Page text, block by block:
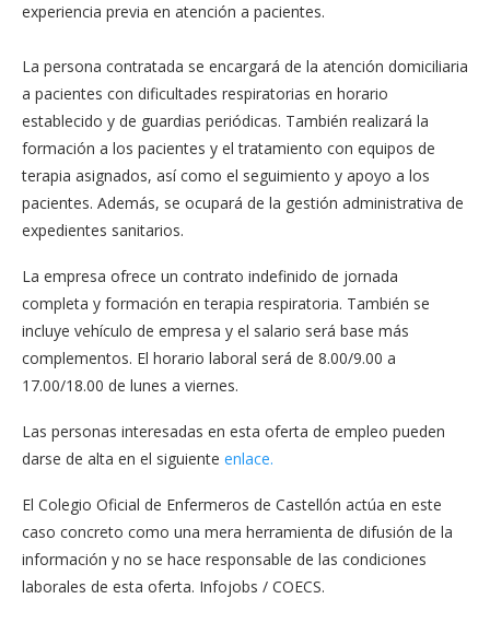
experiencia previa en atención a pacientes.
La persona contratada se encargará de la atención domiciliaria
a pacientes con dificultades respiratorias en horario
establecido y de guardias periódicas. También realizará la
formación a los pacientes y el tratamiento con equipos de
terapia asignados, así como el seguimiento y apoyo a los
pacientes. Además, se ocupará de la gestión administrativa de
expedientes sanitarios.
La empresa ofrece un contrato indefinido de jornada
completa y formación en terapia respiratoria. También se
incluye vehículo de empresa y el salario será base más
complementos. El horario laboral será de 8.00/9.00 a
17.00/18.00 de lunes a viernes.
Las personas interesadas en esta oferta de empleo pueden
darse de alta en el siguiente enlace.
El Colegio Oficial de Enfermeros de Castellón actúa en este
caso concreto como una mera herramienta de difusión de la
información y no se hace responsable de las condiciones
laborales de esta oferta. Infojobs / COECS.